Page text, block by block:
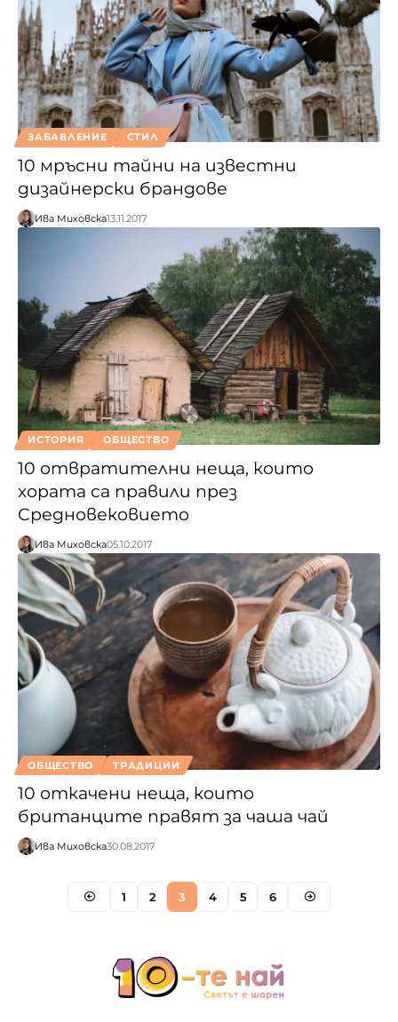
ЗАБАВЛЕНИЕ СТИЛ
10 мръсни тайни на известни
дизайнерски брандове
Ива Миховска13.11.2017
ИСТОРИЯ ОБЩЕСТВО
10 отвратителни неща, които
хората са правили през
Средновековието
Ива Миховска05.10.2017
ОБЩЕСТВО ТРАДИЦИИ
10 откачени неща, които
британците правят за чаша чай
Ива Миховска30.08.2017
1 2 3 4 5 6